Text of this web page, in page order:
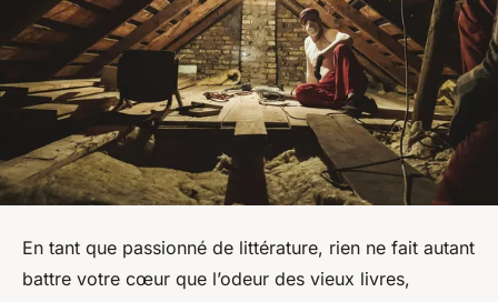
En tant que passionné de littérature, rien ne fait autant
battre votre cœur que l’odeur des vieux livres,